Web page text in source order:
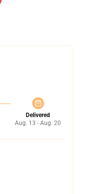
Delivered
Aug. 13 - Aug. 20